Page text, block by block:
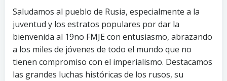
Saludamos al pueblo de Rusia, especialmente a la
juventud y los estratos populares por dar la
bienvenida al 19no FMJE con entusiasmo, abrazando
a los miles de jóvenes de todo el mundo que no
tienen compromiso con el imperialismo. Destacamos
las grandes luchas históricas de los rusos, su